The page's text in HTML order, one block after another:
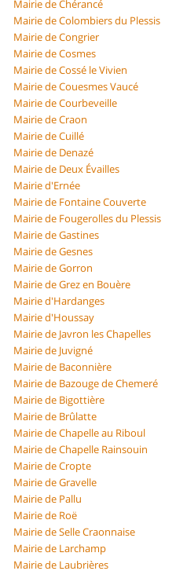
Mairie de Chérancé
Mairie de Colombiers du Plessis
Mairie de Congrier
Mairie de Cosmes
Mairie de Cossé le Vivien
Mairie de Couesmes Vaucé
Mairie de Courbeveille
Mairie de Craon
Mairie de Cuillé
Mairie de Denazé
Mairie de Deux Évailles
Mairie d'Ernée
Mairie de Fontaine Couverte
Mairie de Fougerolles du Plessis
Mairie de Gastines
Mairie de Gesnes
Mairie de Gorron
Mairie de Grez en Bouère
Mairie d'Hardanges
Mairie d'Houssay
Mairie de Javron les Chapelles
Mairie de Juvigné
Mairie de Baconnière
Mairie de Bazouge de Chemeré
Mairie de Bigottière
Mairie de Brûlatte
Mairie de Chapelle au Riboul
Mairie de Chapelle Rainsouin
Mairie de Cropte
Mairie de Gravelle
Mairie de Pallu
Mairie de Roë
Mairie de Selle Craonnaise
Mairie de Larchamp
Mairie de Laubrières